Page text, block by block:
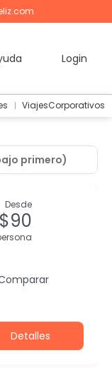
Login
ViajesCorporativos
primero)
Desde
Detalles